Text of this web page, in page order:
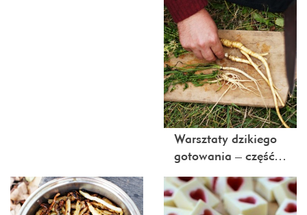
Warsztaty dzikiego
gotowania – część…